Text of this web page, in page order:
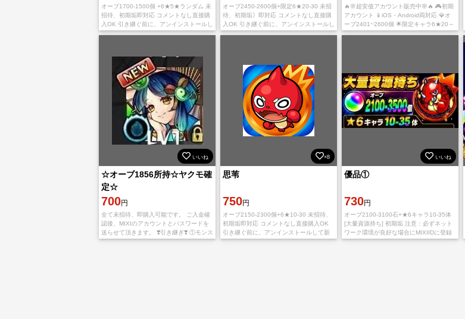
オーブ1700-1500個 +6★5★ランダム 未
招待、初期垢即対応 コメントなし直接購
入OK 引き継ぐ前に、アンインストールし
て新たにインストールする必要がありま
オーブ2450-2600個+限定6★20-30 未招
待、初期垢》即対応 コメントなし直接購
入OK 引き継ぐ前に、アンインストールし
て新たにインストールする必要がありま
🔥🌸超安值アカウント販売中🌸🔥 🎮初期
アカウント 📱iOS・Android両対応 💎オ
ーブ2401~2600個 🌟限定キャラ6★20～
30体所持 🌟未招待·未連携·JPサ一バ一 🔑
いいね
☆オーブ1856所持☆ヤクモ確
定☆
700円
全て未招待、即購入可能です。 ご入金確
認後、MIXIのアカウントとパスワードを
送らせて頂きます。 ❣️引き継ぎ❣️ ①モンス
ト新規インストール ②こちらの連絡した
×8
思苇
750円
オーブ2150-2300個+6★10-30 未招待、
初期垢即対応 コメントなし直接購入OK
引き継ぐ前に、アンインストールして新
たにインストールする必要があります。
いいね
優品①
730円
オーブ2100-3100石+★6キャラ10-35体
[大量資源持ち] 初期垢 注意：必ずネット
ワーク環境が良好な場合にMIXIIDに登録
してください。引き継ぎ途中でアカウン